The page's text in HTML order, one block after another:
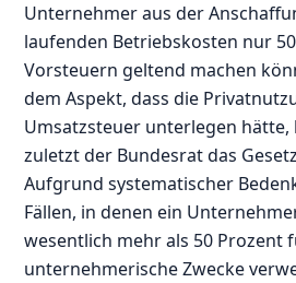
Unternehmer aus der
laufenden Betriebskosten nur
Vorsteuern geltend machen
dem Aspekt, dass die
Umsatzsteuer unterlegen
zuletzt der Bundesrat das
Aufgrund systematischer
Fällen, in denen ein
wesentlich mehr als 50 Prozent
unternehmerische Zwecke